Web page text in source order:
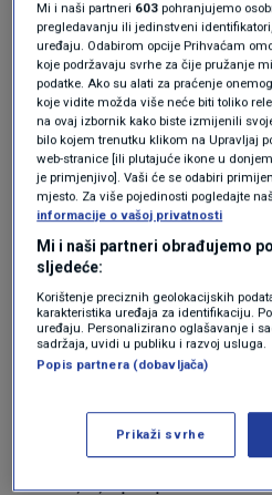
nastavno vijeće da
postupak ide dalje
toga, po starom zakonu,
završen, Sveučilište bi
Ministarstvu da taj
Prema novom zakonu
visokoškolske institucije.
jednako trebaju
javne agencije", istaknuo
Sudbina
Dodao da je sudbina
Mi i naši partneri 603 pohranjujemo
pregledavanju ili jedinstveni
uređaju. Odabirom opcije Prihvaćam
koje podržavaju svrhe za čije pružanje
podatke. Ako su alati za praćenje
koje vidite možda više neće biti toliko
na ovaj izbornik kako biste izmijenili
bilo kojem trenutku klikom na Upravljaj
web-stranice [ili plutajuće ikone u
je primjenjivo]. Vaši će se odabiri
mjesto. Za više pojedinosti pogledajte
informacije o vašoj privatnosti
Mi i naši partneri obrađujemo
sljedeće:
Korištenje preciznih geolokacijskih
karakteristika uređaja za identifikaciju.
uređaju. Personalizirano oglašavanje i
sadržaja, uvidi u publiku i razvoj usluga.
Popis partnera (dobavljača)
Prikaži svrhe